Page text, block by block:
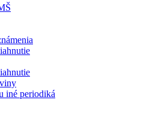
iné periodiká